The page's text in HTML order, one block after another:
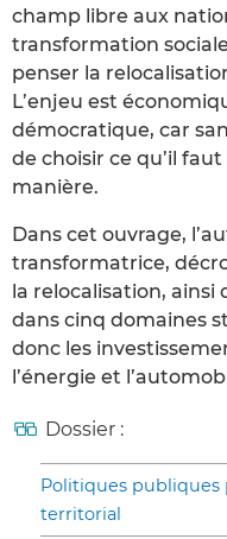
champ libre aux
transformation
penser la
L’enjeu est
démocratique, car
de choisir ce qu’il
manière.
Dans cet ouvrage,
transformatrice,
la relocalisation, ainsi
dans cinq domaines
donc les
l’énergie et
Dossier :
Politiques
territorial